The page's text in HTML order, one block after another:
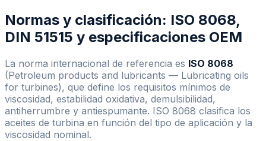
Normas y clasificación: ISO 8068,
DIN 51515 y especificaciones OEM
La norma internacional de referencia es ISO 8068
(Petroleum products and lubricants — Lubricating oils
for turbines), que define los requisitos mínimos de
viscosidad, estabilidad oxidativa, demulsibilidad,
antiherrumbre y antiespumante. ISO 8068 clasifica los
aceites de turbina en función del tipo de aplicación y la
viscosidad nominal.